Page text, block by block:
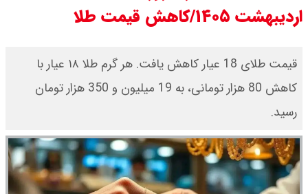
۱۶مرداد۱۴۰۵ /هر اونس طلا چند ؟ +
جدول
جدول
قیمت محصولات ایران خودرو امروز
اردیبهشت ۱۴۰۵/کاهش قیمت طلا
قیمت طلای 18 عیار کاهش یافت. هر گرم طلا ۱۸ عیار با
کاهش 80 هزار تومانی، به 19 میلیون و 350 هزار تومان
رسید.